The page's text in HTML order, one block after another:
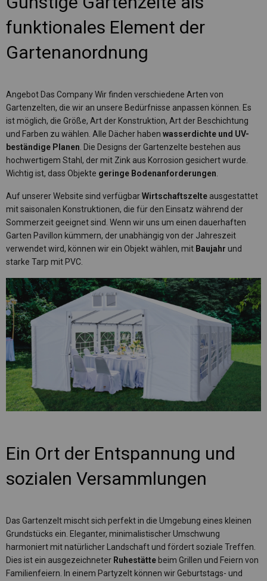
funktionales Element der
Gartenanordnung
Angebot Das Company Wir finden verschiedene Arten von
Gartenzelten, die wir an unsere Bedürfnisse anpassen können. Es
ist möglich, die Größe, Art der Konstruktion, Art der Beschichtung
und Farben zu wählen. Alle Dächer haben wasserdichte und UV-
beständige Planen . Die Designs der Gartenzelte bestehen aus
hochwertigem Stahl, der mit Zink aus Korrosion gesichert wurde.
Wichtig ist, dass Objekte geringe Bodenanforderungen
Auf unserer Website sind verfügbarWirtschaftszelte ausgestattet
mit saisonalen Konstruktionen, die für den Einsatz während der
Sommerzeit geeignet sind. Wenn wir uns um einen dauerhaften
Garten Pavillon kümmern, der unabhängig von der Jahreszeit
verwendet wird, können wir ein Objekt wählen, mit Baujahr und
starke Tarp mit PVC.
Ein Ort der Entspannung und
sozialen Versammlungen
Das Gartenzelt mischt sich perfekt in die Umgebung eines kleinen
Grundstücks ein. Eleganter, minimalistischer Umschwung
harmoniert mit natürlicher Landschaft und fördert soziale Treffen.
Dies ist ein ausgezeichneter Ruhestätte beim Grillen und Feiern von
Familienfeiern. In einem Partyzelt können wir Geburtstags- und